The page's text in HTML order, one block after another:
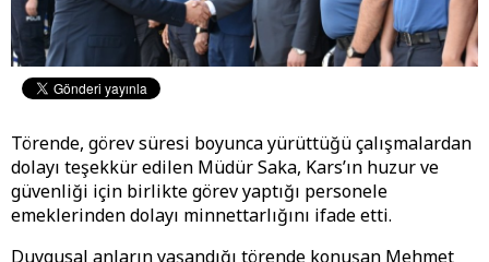
Törende, görev süresi boyunca yürüttüğü çalışmalardan
dolayı teşekkür edilen Müdür Saka, Kars’ın huzur ve
güvenliği için birlikte görev yaptığı personele
emeklerinden dolayı minnettarlığını ifade etti.
Duygusal anların yaşandığı törende konuşan Mehmet